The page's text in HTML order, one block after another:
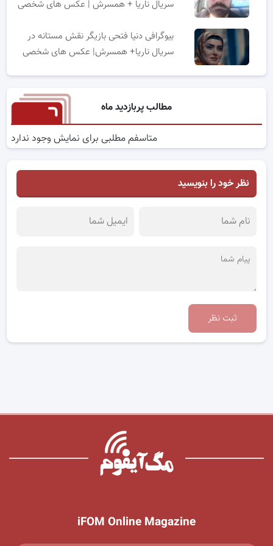
سریال ناریا + همسرش | عکس های شخصی
بیوگرافی دنیا فتحی بازیگر نقش مستانه در
سریال ناریا+ همسرش| عکس های شخصی
مطالب پربازدید ماه
متاسفم مطلبی برای نمایش وجود ندارد
نظر خود را بنویسید
ثبت نظر
iFOM Online Magazine